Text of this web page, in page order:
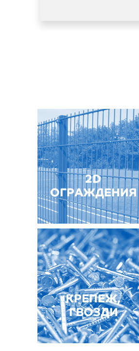
2D
ОГРАЖДЕНИЯ
КРЕПЕЖ,
ГВОЗДИ